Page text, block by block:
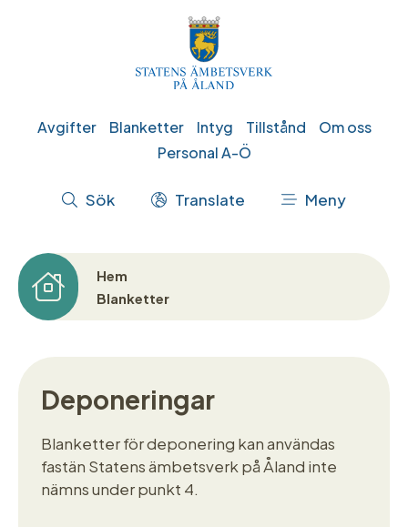
Genvägar
Avgifter Blanketter Intyg Tillstånd
Om oss
Personal A-Ö
Åtgärdsmeny
Sök Translate Meny
Länkstig
Hem
Blanketter
Deponeringar
Blanketter för deponering kan användas
fastän Statens ämbetsverk på Åland inte
nämns under punkt 4.